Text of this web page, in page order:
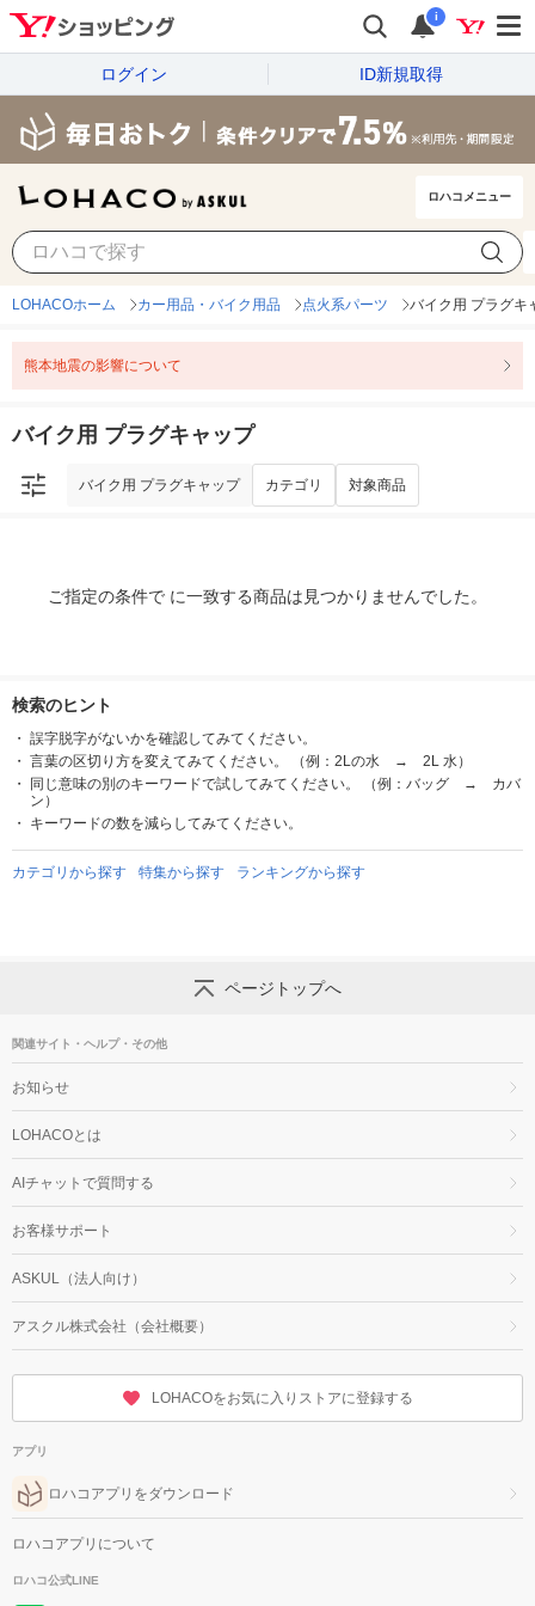
i
ログイン ID新規取得
ロハコメニュー
バイク用 プラグキャップ
LOHACOホーム カー用品・バイク用品 点火系パーツ バイク用 プラグキ
熊本地震の影響について
バイク用 プラグキャップ
バイク用 プラグキャップ カテゴリ 対象商品
ご指定の条件で に一致する商品は見つかりませんでした。
検索のヒント
誤字脱字がないかを確認してみてください。
言葉の区切り方を変えてみてください。 （例：2Lの水 → 2L 水）
同じ意味の別のキーワードで試してみてください。 （例：バッグ → カバ
ン）
キーワードの数を減らしてみてください。
カテゴリから探す 特集から探す ランキングから探す
ページトップへ
関連サイト・ヘルプ・その他
お知らせ
LOHACOとは
AIチャットで質問する
お客様サポート
ASKUL（法人向け）
アスクル株式会社（会社概要）
LOHACOをお気に入りストアに登録する
アプリ
ロハコアプリをダウンロード
ロハコアプリについて
ロハコ公式LINE